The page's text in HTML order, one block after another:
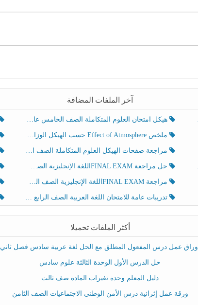
آخر الملفات المضافة
هيكل امتحان العلوم المتكاملة الصف الخامس عام الفصل الدراسي الثالث 2025-2026
ملخص Effect of Atmosphere حسب الهيكل الوزاري العلوم المتكاملة الصف الخامس انسبير الفصل الثالث
مراجعة صفحات الهيكل العلوم المتكاملة الصف الخامس انسبير الفصل الثالث
حل مراجعة FINAL EXAMاللغة الإنجليزية الصف الخامس الفصل الثالث
مراجعة FINAL EXAMاللغة الإنجليزية الصف الخامس الفصل الثالث
تدريبات عامة للامتحان اللغة العربية الصف الرابع الفصل الثالث
أكثر الملفات تحميلا
أوراق عمل درس المفعول المطلق مع الحل لغة عربية سادس فصل ثاني
حل الدرس الأول الوحدة الثالثة علوم سادس
دليل المعلم وحدة تغيرات المادة صف ثالث
ورقة عمل إثرائية درس الأمن الوطني الاجتماعيات الصف الثامن